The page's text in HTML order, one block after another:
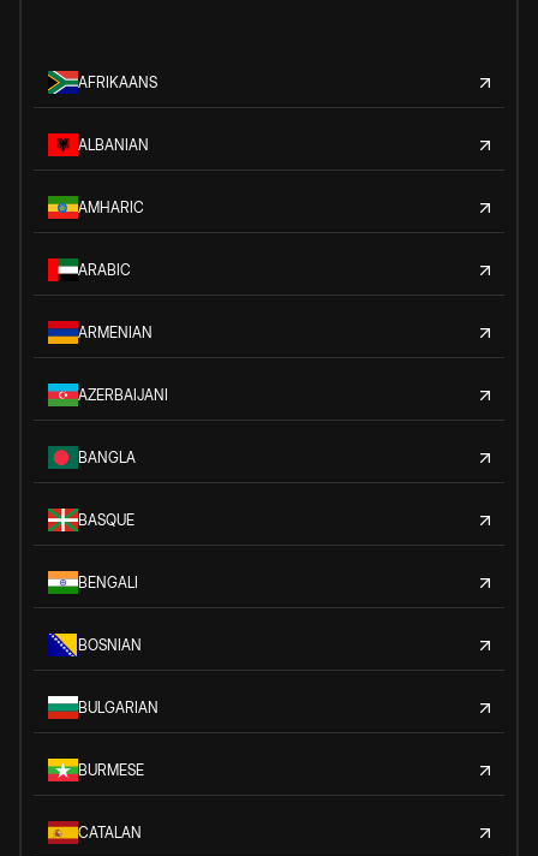
AFRIKAANS
ALBANIAN
AMHARIC
ARABIC
ARMENIAN
AZERBAIJANI
BANGLA
BASQUE
BENGALI
BOSNIAN
BULGARIAN
BURMESE
CATALAN